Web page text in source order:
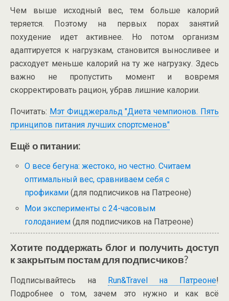
Чем выше исходный вес, тем больше калорий
теряется. Поэтому на первых порах занятий
похудение идет активнее. Но потом организм
адаптируется к нагрузкам, становится выносливее и
расходует меньше калорий на ту же нагрузку. Здесь
важно не пропустить момент и вовремя
скорректировать рацион, убрав лишние калории.
Почитать: Мэт Фицджеральд "Диета чемпионов. Пять
принципов питания лучших спортсменов"
Ещё о питании:
О весе бегуна: жестоко, но честно. Считаем
оптимальный вес, сравниваем себя с
профиками (для подписчиков на Патреоне)
Мои эксперименты с 24-часовым
голоданием (для подписчиков на Патреоне)
Хотите поддержать блог и получить доступ
к закрытым постам для подписчиков?
Подписывайтесь на Run&Travel на Патреоне!
Подробнее о том, зачем это нужно и как всё